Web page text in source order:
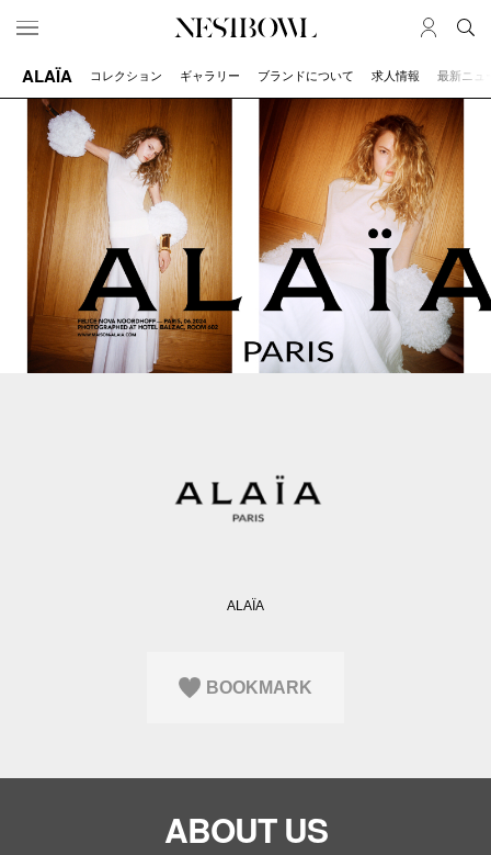
HOME JOB
求人検索
新着求人
ブランド一覧
JOURNAL
インタビュー
エデュケーション
ニュース＆イベント
データ
COLLABORATION
コラボ募集一覧
コラボ募集記事
コラボ実績案内
会員登録
ALAÏA コレクション ギャラリー ブランドについて 求人情報 最新ニュ
ALAÏA
BOOKMARK
ABOUT US